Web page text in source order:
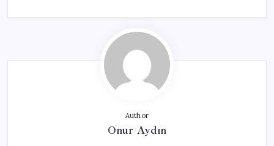
Author
Onur Aydın